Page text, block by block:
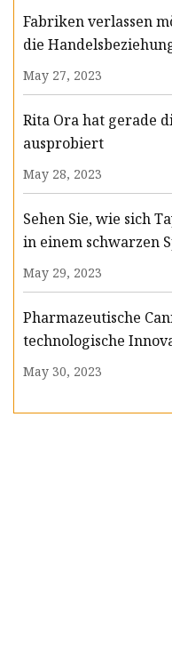
Fabriken verlassen
die
scheinen
May 27, 2023
Rita Ora hat gerade
ausprobiert
May 28, 2023
Sehen Sie, wie sich
in einem schwarzen
Körperkette kleidet
May 29, 2023
Pharmazeutische
technologische
Wertschöpfungskette
May 30, 2023